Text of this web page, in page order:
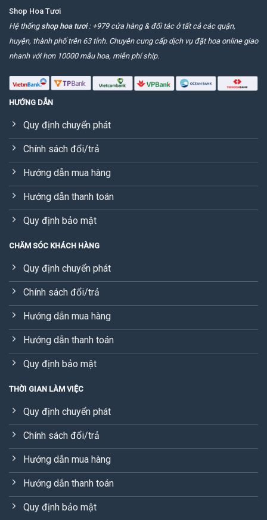
Shop Hoa Tươi
Hệ thống shop hoa tươi: +979 cửa hàng & đối tác ở tất cả các quận,
huyện, thành phố trên 63 tỉnh. Chuyên cung cấp dịch vụ đặt hoa online giao
nhanh với hơn 10000 mẫu hoa, miễn phí ship.
HƯỚNG DẪN
Quy định chuyển phát
Chính sách đổi/trả
Hướng dẫn mua hàng
Hướng dẫn thanh toán
Quy định bảo mật
CHĂM SÓC KHÁCH HÀNG
Quy định chuyển phát
Chính sách đổi/trả
Hướng dẫn mua hàng
Hướng dẫn thanh toán
Quy định bảo mật
THỜI GIAN LÀM VIỆC
Quy định chuyển phát
Chính sách đổi/trả
Hướng dẫn mua hàng
Hướng dẫn thanh toán
Quy định bảo mật